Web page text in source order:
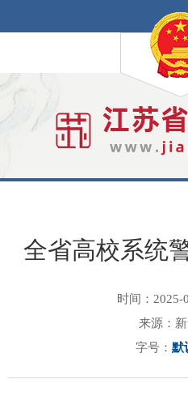
全省高校系统
时间：2025-
来源：
字号： 默